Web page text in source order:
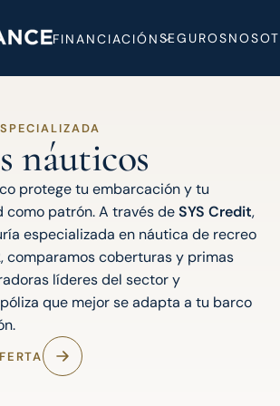
FINANCIACIÓNSEGUROS
náuticos
protege tu embarcación y tu
como patrón. A través deSYS Credit,
especializada en náutica de recreo
comparamos coberturas y primas
líderes del sector y
que mejor se adapta a tu barco